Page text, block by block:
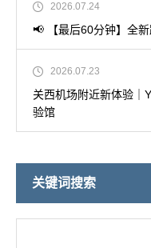
2026.07.24
📢 【最后60分钟】全新
2026.07.23
关西机场附近新体验｜
验馆
关键词搜索